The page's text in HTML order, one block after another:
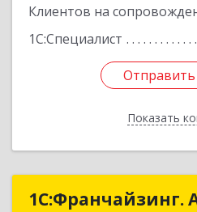
Клиентов на
1С:Специалист
Отправить
Показать
Отправить
1С:Франчайзинг.